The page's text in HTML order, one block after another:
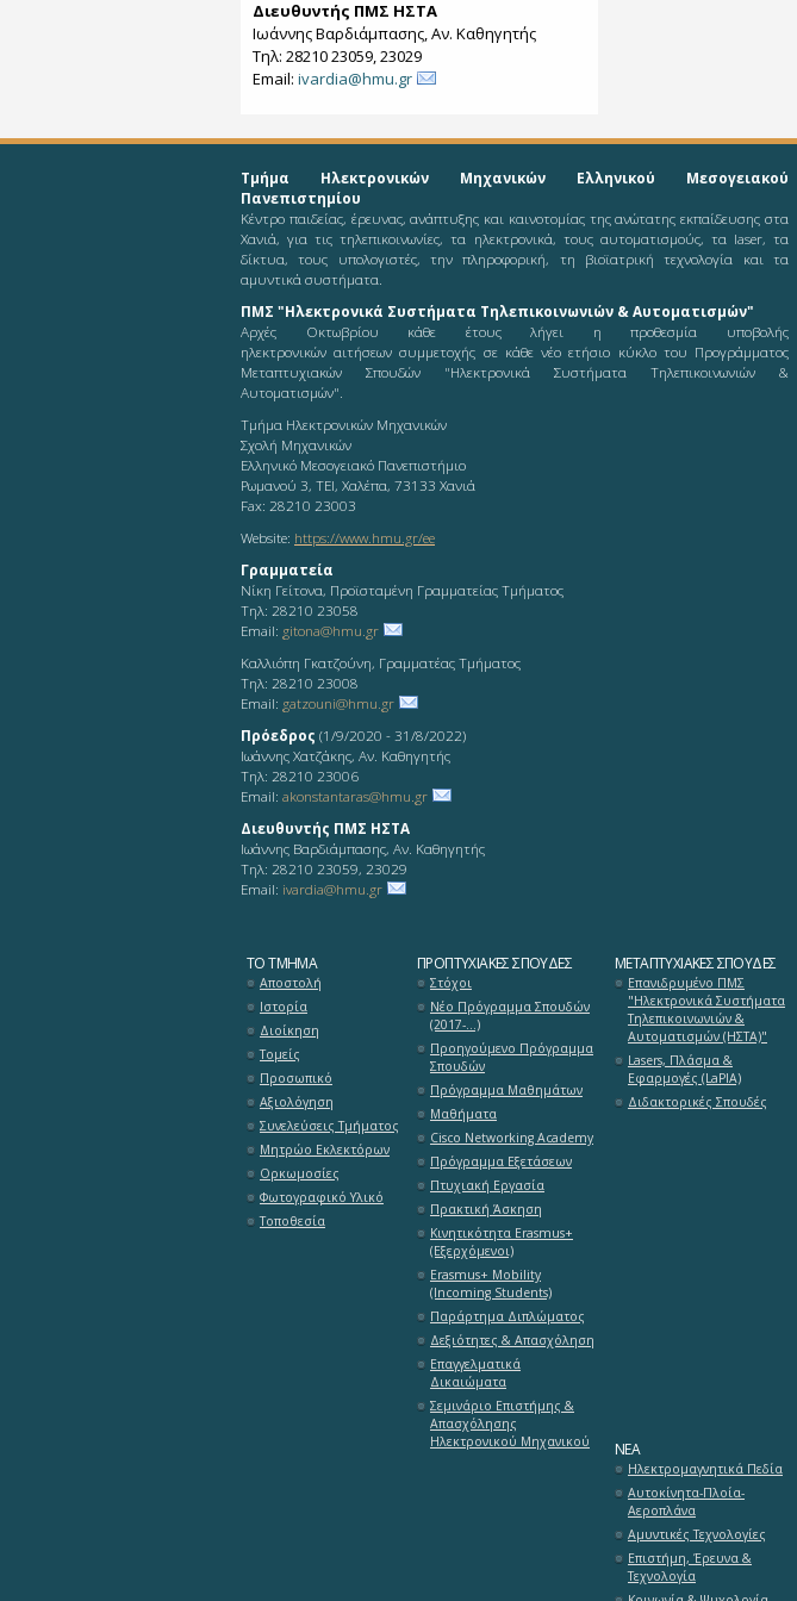
Διευθυντής ΠΜΣ ΗΣΤΑ
Ιωάννης Βαρδιάμπασης, Αν. Καθηγητής
Τηλ: 28210 23059, 23029
Email: ivardia@hmu.gr
Τμήμα Ηλεκτρονικών Μηχανικών Ελληνικού Μεσογειακού
Πανεπιστημίου
Κέντρο παιδείας, έρευνας, ανάπτυξης και καινοτομίας της ανώτατης εκπαίδευσης στα
Χανιά, για τις τηλεπικοινωνίες, τα ηλεκτρονικά, τους αυτοματισμούς, τα laser, τα
δίκτυα, τους υπολογιστές, την πληροφορική, τη βιοϊατρική τεχνολογία και τα
αμυντικά συστήματα.
ΠΜΣ "Ηλεκτρονικά Συστήματα Τηλεπικοινωνιών & Αυτοματισμών"
Αρχές Οκτωβρίου κάθε έτους λήγει η προθεσμία υποβολής
ηλεκτρονικών αιτήσεων συμμετοχής σε κάθε νέο ετήσιο κύκλο του Προγράμματος
Μεταπτυχιακών Σπουδών "Ηλεκτρονικά Συστήματα Τηλεπικοινωνιών &
Αυτοματισμών".
Τμήμα Ηλεκτρονικών Μηχανικών
Σχολή Μηχανικών
Ελληνικό Μεσογειακό Πανεπιστήμιο
Ρωμανού 3, ΤΕΙ, Χαλέπα, 73133 Χανιά
Fax: 28210 23003
Website: https://www.hmu.gr/ee
Γραμματεία
Νίκη Γείτονα, Προϊσταμένη Γραμματείας Τμήματος
Τηλ: 28210 23058
Email: gitona@hmu.gr
Καλλιόπη Γκατζούνη, Γραμματέας Τμήματος
Τηλ: 28210 23008
Email: gatzouni@hmu.gr
Πρόεδρος (1/9/2020 - 31/8/2022)
Ιωάννης Χατζάκης, Αν. Καθηγητής
Τηλ: 28210 23006
Email: akonstantaras@hmu.gr
Διευθυντής ΠΜΣ ΗΣΤΑ
Ιωάννης Βαρδιάμπασης, Αν. Καθηγητής
Τηλ: 28210 23059, 23029
Email: ivardia@hmu.gr
ΤΟ ΤΜΉΜΑ
Αποστολή
Ιστορία
Διοίκηση
Τομείς
Προσωπικό
Αξιολόγηση
Συνελεύσεις Τμήματος
Μητρώο Εκλεκτόρων
Ορκωμοσίες
Φωτογραφικό Υλικό
Τοποθεσία
ΠΡΟΠΤΥΧΙΑΚΈΣ ΣΠΟΥΔΈΣ
Στόχοι
Νέο Πρόγραμμα Σπουδών
(2017-...)
Προηγούμενο Πρόγραμμα
Σπουδών
Πρόγραμμα Μαθημάτων
Μαθήματα
Cisco Networking Academy
Πρόγραμμα Εξετάσεων
Πτυχιακή Εργασία
Πρακτική Άσκηση
Κινητικότητα Erasmus+
(Εξερχόμενοι)
Erasmus+ Mobility
(Incoming Students)
Παράρτημα Διπλώματος
Δεξιότητες & Απασχόληση
Επαγγελματικά
Δικαιώματα
Σεμινάριο Επιστήμης &
Απασχόλησης
Ηλεκτρονικού Μηχανικού
ΜΕΤΑΠΤΥΧΙΑΚΈΣ ΣΠΟΥΔΈΣ
Επανιδρυμένο ΠΜΣ
"Ηλεκτρονικά Συστήματα
Τηλεπικοινωνιών &
Αυτοματισμών (ΗΣΤΑ)"
Lasers, Πλάσμα &
Εφαρμογές (LaPlA)
Διδακτορικές Σπουδές
ΝΈΑ
Ηλεκτρομαγνητικά Πεδία
Αυτοκίνητα-Πλοία-
Αεροπλάνα
Αμυντικές Τεχνολογίες
Επιστήμη, Έρευνα &
Τεχνολογία